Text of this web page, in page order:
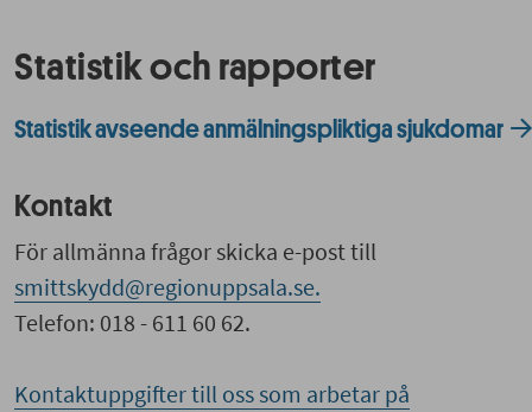
Statistik och rapporter
Statistik avseende anmälningspliktiga sjukdomar
Kontakt
För allmänna frågor skicka e-post till
smittskydd@regionuppsala.se.
Telefon: 018 - 611 60 62.
Kontaktuppgifter till oss som arbetar på